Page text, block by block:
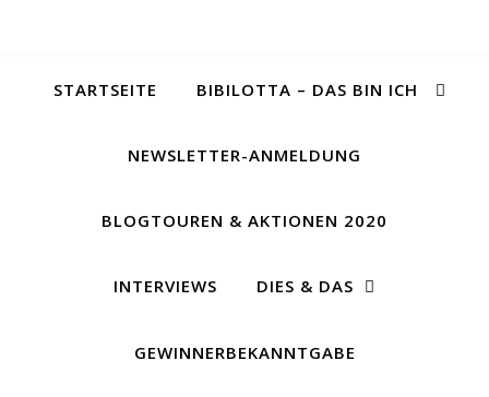
STARTSEITE BIBILOTTA – DAS BIN ICH
NEWSLETTER-ANMELDUNG
BLOGTOUREN & AKTIONEN 2020
INTERVIEWS DIES & DAS
GEWINNERBEKANNTGABE